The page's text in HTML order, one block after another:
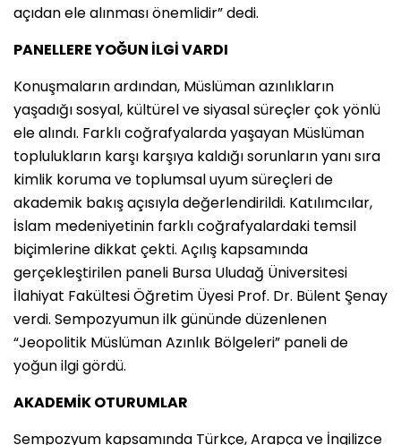
açıdan ele alınması önemlidir” dedi.
PANELLERE YOĞUN İLGİ VARDI
Konuşmaların ardından, Müslüman azınlıkların
yaşadığı sosyal, kültürel ve siyasal süreçler çok yönlü
ele alındı. Farklı coğrafyalarda yaşayan Müslüman
toplulukların karşı karşıya kaldığı sorunların yanı sıra
kimlik koruma ve toplumsal uyum süreçleri de
akademik bakış açısıyla değerlendirildi. Katılımcılar,
İslam medeniyetinin farklı coğrafyalardaki temsil
biçimlerine dikkat çekti. Açılış kapsamında
gerçekleştirilen paneli Bursa Uludağ Üniversitesi
İlahiyat Fakültesi Öğretim Üyesi Prof. Dr. Bülent Şenay
verdi. Sempozyumun ilk gününde düzenlenen
“Jeopolitik Müslüman Azınlık Bölgeleri” paneli de
yoğun ilgi gördü.
AKADEMİK OTURUMLAR
Sempozyum kapsamında Türkçe, Arapça ve İngilizce